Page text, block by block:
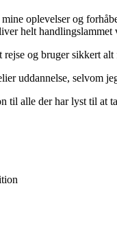
oplevelser og
helt handlingslammet
og bruger sikkert
uddannelse, selvom
til alle der har lyst til at